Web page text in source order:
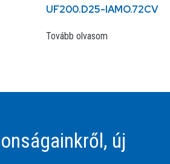
UF200.D25-IAMO.72CV
Tovább olvasom
új